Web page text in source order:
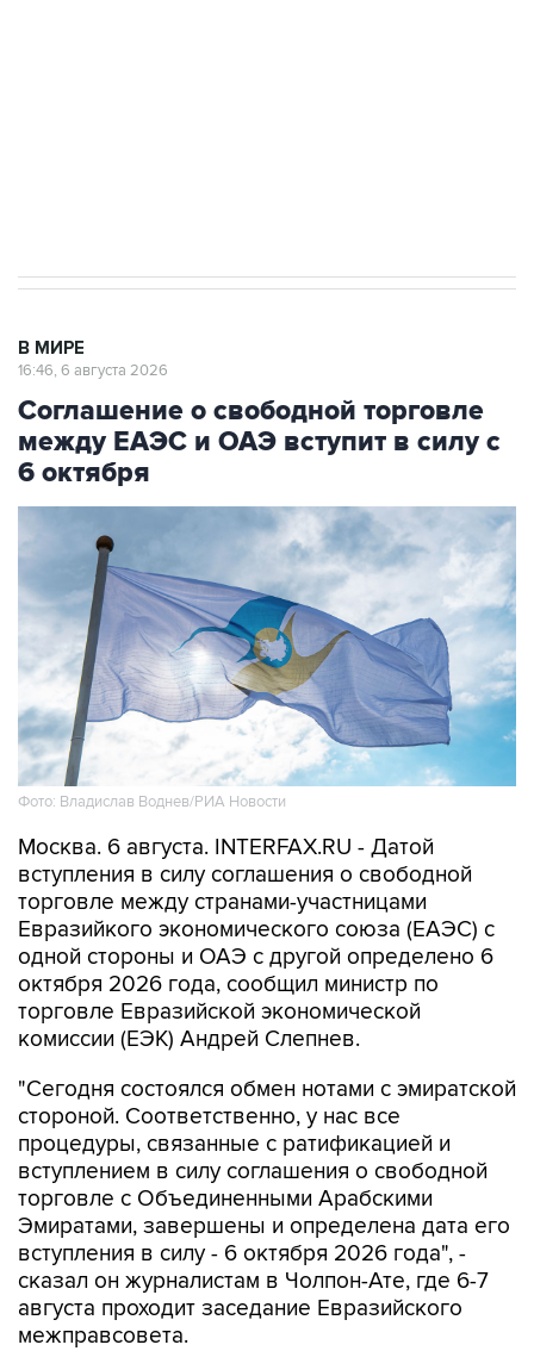
В МИРЕ
16:46, 6 августа 2026
Соглашение о свободной торговле
между ЕАЭС и ОАЭ вступит в силу с
6 октября
Фото: Владислав Воднев/РИА Новости
Москва. 6 августа. INTERFAX.RU - Датой
вступления в силу соглашения о свободной
торговле между странами-участницами
Евразийкого экономического союза (ЕАЭС) с
одной стороны и ОАЭ с другой определено 6
октября 2026 года, сообщил министр по
торговле Евразийской экономической
комиссии (ЕЭК) Андрей Слепнев.
"Сегодня состоялся обмен нотами с эмиратской
стороной. Соответственно, у нас все
процедуры, связанные с ратификацией и
вступлением в силу соглашения о свободной
торговле с Объединенными Арабскими
Эмиратами, завершены и определена дата его
вступления в силу - 6 октября 2026 года", -
сказал он журналистам в Чолпон-Ате, где 6-7
августа проходит заседание Евразийского
межправсовета.